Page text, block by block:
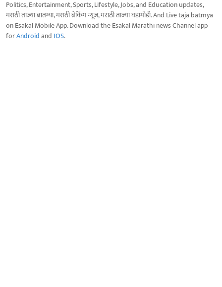
Politics, Entertainment, Sports, Lifestyle, Jobs, and Education updates,
मराठी ताज्या बातम्या, मराठी ब्रेकिंग न्यूज, मराठी ताज्या घडामोडी. And Live taja batmya
on Esakal Mobile App. Download the Esakal Marathi news Channel app
forAndroidand IOS.